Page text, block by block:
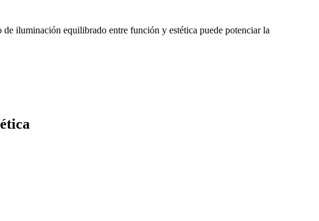
iluminación equilibrado entre función y estética puede potenciar la